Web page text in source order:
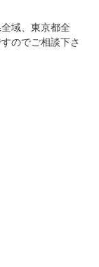
域、東京都全
のでご相談下さ